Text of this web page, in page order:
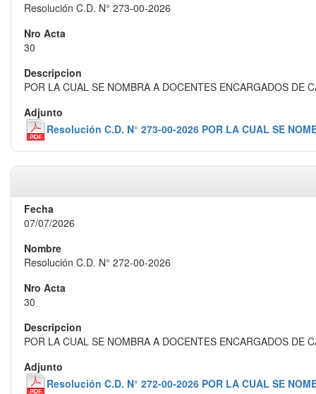
Resolución C.D. N° 273-00-2026
30
POR LA CUAL SE NOMBRA A DOCENTES ENCARGADOS DE
Resolución C.D. N° 273-00-2026 POR LA CUAL SE
07/07/2026
Resolución C.D. N° 272-00-2026
30
POR LA CUAL SE NOMBRA A DOCENTES ENCARGADOS DE
Resolución C.D. N° 272-00-2026 POR LA CUAL SE